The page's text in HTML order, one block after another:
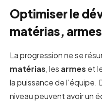
Optimiser le
matérias,
La progression ne se
matérias, les armes et
la puissance de l’équipe.
niveau peuvent avoir un